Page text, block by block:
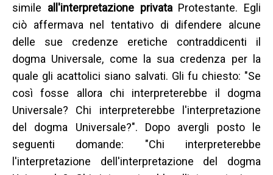
simile all'interpretazione privata Protestante. Egli
ciò affermava nel tentativo di difendere alcune
delle sue credenze eretiche contraddicenti il
dogma Universale, come la sua credenza per la
quale gli acattolici siano salvati. Gli fu chiesto: "Se
così fosse allora chi interpreterebbe il dogma
Universale? Chi interpreterebbe l'interpretazione
del dogma Universale?". Dopo avergli posto le
seguenti domande: "Chi interpreterebbe
l'interpretazione dell'interpretazione del dogma